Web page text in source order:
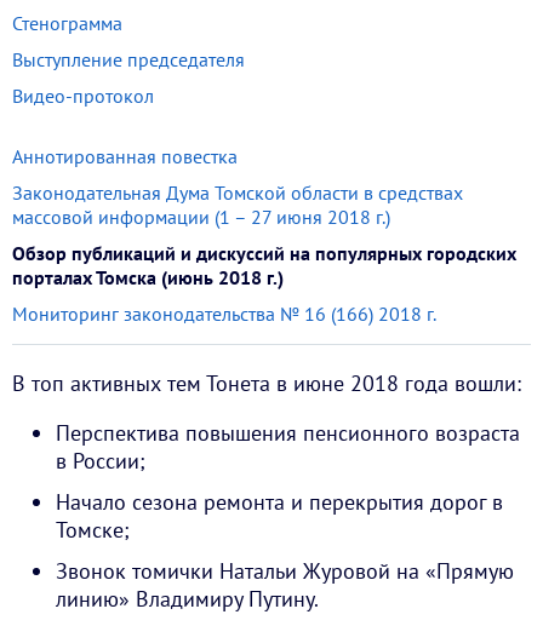
Стенограмма
Выступление председателя
Видео-протокол
Аннотированная повестка
Законодательная Дума Томской области в средствах
массовой информации (1 – 27 июня 2018 г.)
Обзор публикаций и дискуссий на популярных городских
порталах Томска (июнь 2018 г.)
Мониторинг законодательства № 16 (166) 2018 г.
В топ активных тем Тонета в июне 2018 года вошли:
Перспектива повышения пенсионного возраста
в России;
Начало сезона ремонта и перекрытия дорог в
Томске;
Звонок томички Натальи Журовой на «Прямую
линию» Владимиру Путину.